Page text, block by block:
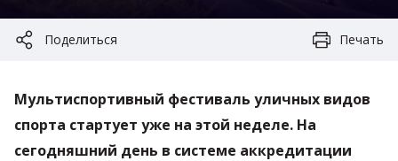
Поделиться Печать
Мультиспортивный фестиваль уличных видов
спорта стартует уже на этой неделе. На
сегодняшний день в системе аккредитации